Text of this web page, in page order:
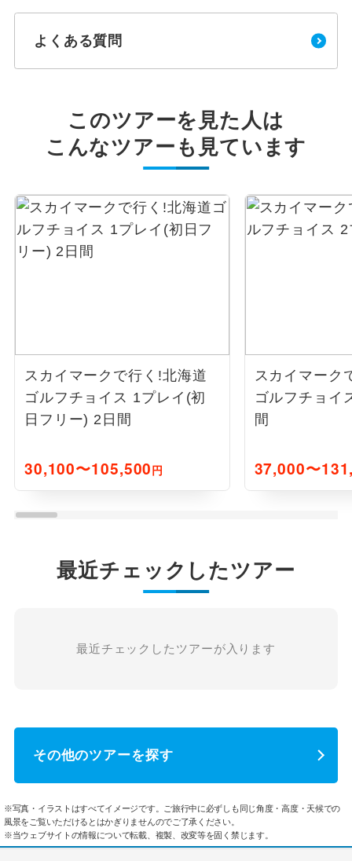
よくある質問
このツアーを見た人は
こんなツアーも見ています
スカイマークで行く!北海道
ゴルフチョイス 1プレイ(初
日フリー) 2日間
30,100〜105,500円
スカイマーク
ゴルフチョイ
間
37,000〜
最近チェックしたツアー
最近チェックしたツアーが入ります
その他のツアーを探す
※写真・イラストはすべてイメージです。ご旅行中に必ずしも同じ角度・高度・天候での
風景をご覧いただけるとはかぎりませんのでご了承ください。
※当ウェブサイトの情報について転載、複製、改変等を固く禁じます。